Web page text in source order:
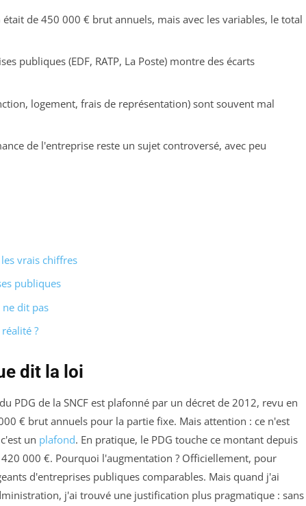
de 450 000 € brut annuels, mais avec les variables, le total
publiques (EDF, RATP, La Poste) montre des écarts
logement, frais de représentation) sont souvent mal
de l'entreprise reste un sujet controversé, avec peu
vrais chiffres
publiques
dit pas
?
dit la loi
PDG de la SNCF est plafonné par un décret de 2012, revu en
€ brut annuels pour la partie fixe. Mais attention : ce n'est
un plafond. En pratique, le PDG touche ce montant depuis
000 €. Pourquoi l'augmentation ? Officiellement, pour
d'entreprises publiques comparables. Mais quand j'ai
j'ai trouvé une justification plus pragmatique : sans